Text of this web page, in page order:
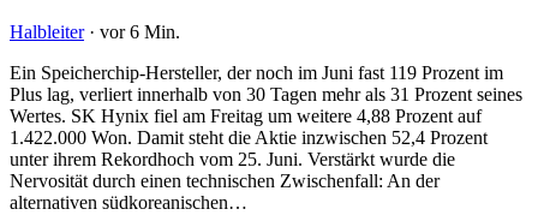
Halbleiter · vor 6 Min.
Ein Speicherchip-Hersteller, der noch im Juni fast 119 Prozent im
Plus lag, verliert innerhalb von 30 Tagen mehr als 31 Prozent seines
Wertes. SK Hynix fiel am Freitag um weitere 4,88 Prozent auf
1.422.000 Won. Damit steht die Aktie inzwischen 52,4 Prozent
unter ihrem Rekordhoch vom 25. Juni. Verstärkt wurde die
Nervosität durch einen technischen Zwischenfall: An der
alternativen südkoreanischen…